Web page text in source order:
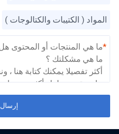
المواد ( الكتيبات والكتالوجات )
*
إرسال